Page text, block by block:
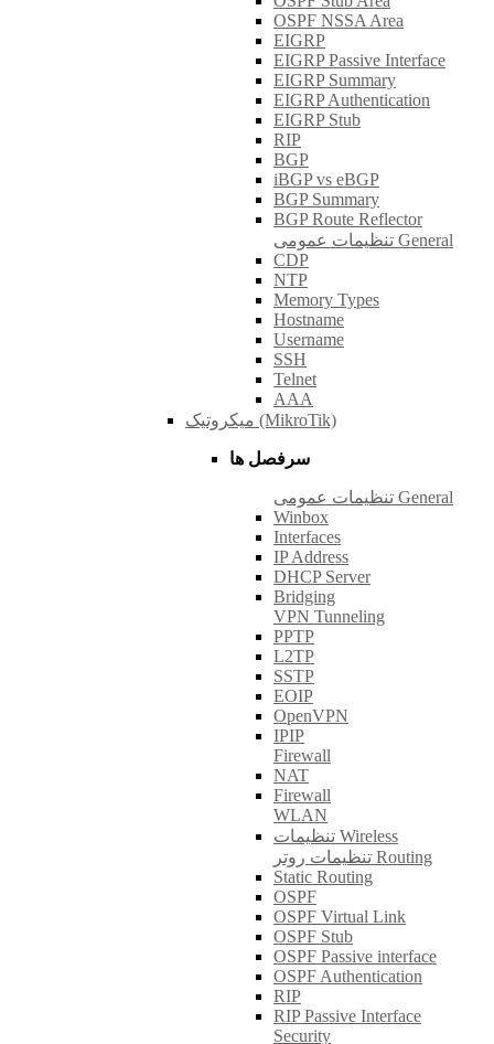
OSPF NSSA Area
EIGRP
EIGRP Passive Interface
EIGRP Summary
EIGRP Authentication
EIGRP Stub
RIP
BGP
iBGP vs eBGP
BGP Summary
BGP Route Reflector
تنظیمات عمومی General
CDP
NTP
Memory Types
Hostname
Username
SSH
Telnet
AAA
میکروتیک (MikroTik)
سرفصل ها
تنظیمات عمومی General
Winbox
Interfaces
IP Address
DHCP Server
Bridging
VPN Tunneling
PPTP
L2TP
SSTP
EOIP
OpenVPN
IPIP
Firewall
NAT
Firewall
WLAN
تنظیمات Wireless
تنظیمات روتر Routing
Static Routing
OSPF
OSPF Virtual Link
OSPF Stub
OSPF Passive interface
OSPF Authentication
RIP
RIP Passive Interface
Security